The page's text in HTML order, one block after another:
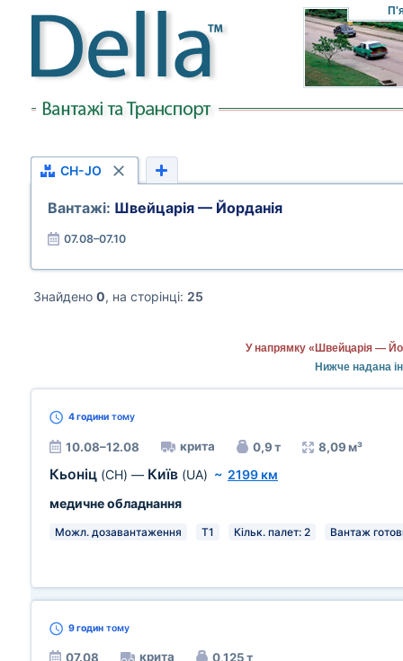
CH-JO
Вантажі: Швейцарія — Йорданія
07.08–07.10
Знайдено 0, на сторінці: 25
У напрямку «Швейцарія —
Нижче надана
4 години тому
10.08–12.08 крита 0,9 т 8,09 м³
Кьоніц (CH) — Київ (UA) ~ 2199 км
медичне обладнання
Можл. дозавантаження T1 Кільк. палет: 2 Вантаж
9 годин тому
07.08 крита 0,125 т